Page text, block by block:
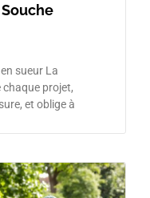
sueur La
chaque projet,
et oblige à